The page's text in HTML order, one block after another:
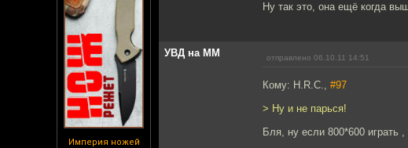
Империя ножей
Ну так это, она ещё когда
УВД на ММ отправлено 06.10.11 14:51
Кому: H.R.C., #97
> Ну и не парься!
Бля, ну если 800*600 играть ,